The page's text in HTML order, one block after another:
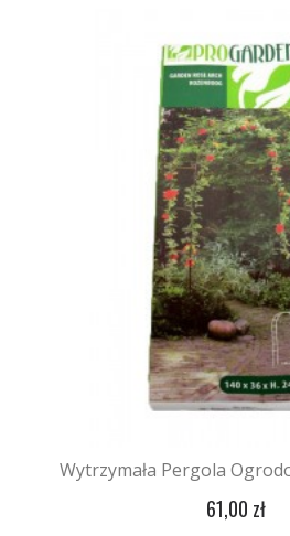
Wytrzymała Pergola
61,00 zł